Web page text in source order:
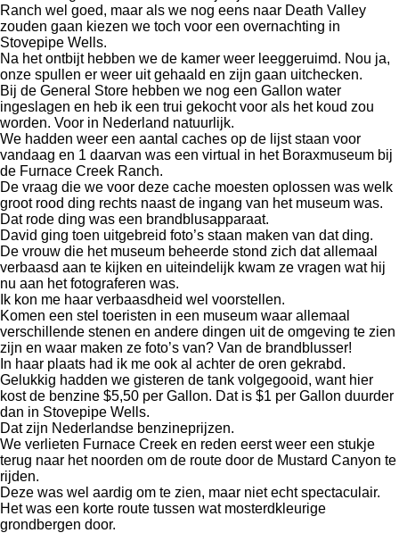
Ranch wel goed, maar als we nog eens naar Death Valley
zouden gaan kiezen we toch voor een overnachting in
Stovepipe Wells.
Na het ontbijt hebben we de kamer weer leeggeruimd. Nou ja,
onze spullen er weer uit gehaald en zijn gaan uitchecken.
Bij de General Store hebben we nog een Gallon water
ingeslagen en heb ik een trui gekocht voor als het koud zou
worden. Voor in Nederland natuurlijk.
We hadden weer een aantal caches op de lijst staan voor
vandaag en 1 daarvan was een virtual in het Boraxmuseum bij
de Furnace Creek Ranch.
De vraag die we voor deze cache moesten oplossen was welk
groot rood ding rechts naast de ingang van het museum was.
Dat rode ding was een brandblusapparaat.
David ging toen uitgebreid foto’s staan maken van dat ding.
De vrouw die het museum beheerde stond zich dat allemaal
verbaasd aan te kijken en uiteindelijk kwam ze vragen wat hij
nu aan het fotograferen was.
Ik kon me haar verbaasdheid wel voorstellen.
Komen een stel toeristen in een museum waar allemaal
verschillende stenen en andere dingen uit de omgeving te zien
zijn en waar maken ze foto’s van? Van de brandblusser!
In haar plaats had ik me ook al achter de oren gekrabd.
Gelukkig hadden we gisteren de tank volgegooid, want hier
kost de benzine $5,50 per Gallon. Dat is $1 per Gallon duurder
dan in Stovepipe Wells.
Dat zijn Nederlandse benzineprijzen.
We verlieten Furnace Creek en reden eerst weer een stukje
terug naar het noorden om de route door de Mustard Canyon te
rijden.
Deze was wel aardig om te zien, maar niet echt spectaculair.
Het was een korte route tussen wat mosterdkleurige
grondbergen door.